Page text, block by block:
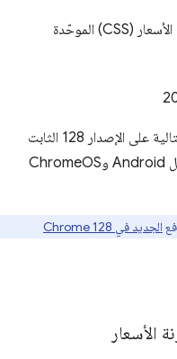
ما لم يُذكر خلاف ذلك، تنطبق التغييرات التالية على الإصدار 128 الثابت
من Chrome. إصدار القناة لأنظمة التشغيل Android وChromeOS
الجديد في Chrome 128
الأسعار